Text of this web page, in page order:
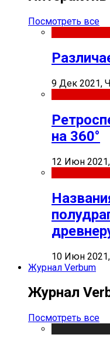
Посмотреть все
9 Дек 2021,
на 360°
12 Июн
10 Июн
Журнал Verbum
Журнал
Посмотреть все